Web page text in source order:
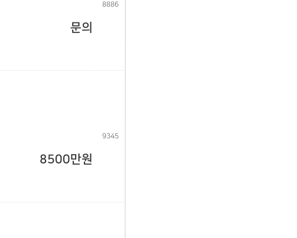
문의
8886
8500만원
9345